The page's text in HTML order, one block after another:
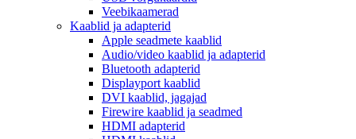
Veebikaamerad
Kaablid ja adapterid
Apple seadmete kaablid
Audio/video kaablid ja adapterid
Bluetooth adapterid
Displayport kaablid
DVI kaablid, jagajad
Firewire kaablid ja seadmed
HDMI adapterid